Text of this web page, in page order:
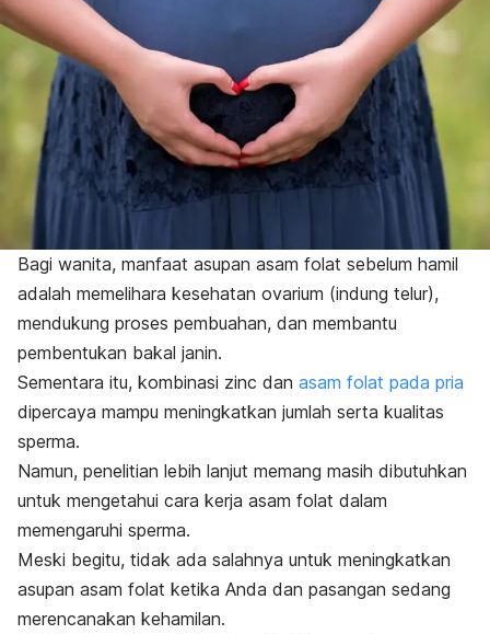
Bagi wanita, manfaat asupan asam folat sebelum hamil
adalah memelihara kesehatan ovarium (indung telur),
mendukung proses pembuahan, dan membantu
pembentukan bakal janin.
Sementara itu, kombinasi zinc dan asam folat pada pria
dipercaya mampu meningkatkan jumlah serta kualitas
sperma.
Namun, penelitian lebih lanjut memang masih dibutuhkan
untuk mengetahui cara kerja asam folat dalam
memengaruhi sperma.
Meski begitu, tidak ada salahnya untuk meningkatkan
asupan asam folat ketika Anda dan pasangan sedang
merencanakan kehamilan.